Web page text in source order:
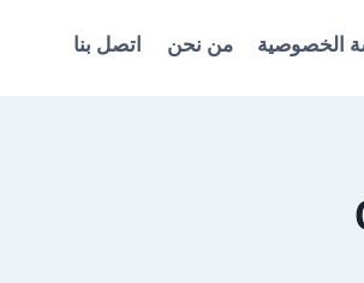
الخصوصية من نحن اتصل بنا